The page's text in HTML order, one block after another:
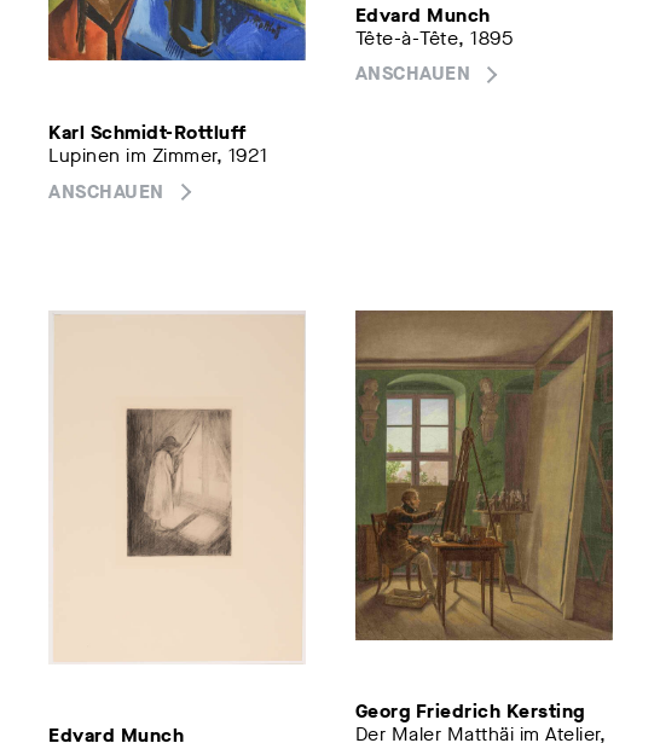
Karl Schmidt-Rottluff
Lupinen im Zimmer, 1921
ANSCHAUEN
Edvard Munch
Tête-à-Tête, 1895
ANSCHAUEN
Edvard Munch
Georg Friedrich Kersting
Der Maler Matthäi im Atelier,